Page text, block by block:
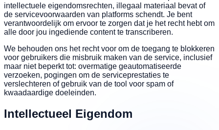
intellectuele eigendomsrechten, illegaal materiaal bevat of
de servicevoorwaarden van platforms schendt. Je bent
verantwoordelijk om ervoor te zorgen dat je het recht hebt om
alle door jou ingediende content te transcriberen.
We behouden ons het recht voor om de toegang te blokkeren
voor gebruikers die misbruik maken van de service, inclusief
maar niet beperkt tot: overmatige geautomatiseerde
verzoeken, pogingen om de serviceprestaties te
verslechteren of gebruik van de tool voor spam of
kwaadaardige doeleinden.
Intellectueel Eigendom